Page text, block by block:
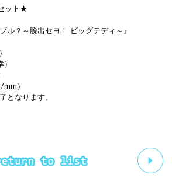
ット★
ル？～脱出セヨ！ ビッグテディ～』
）
となります。